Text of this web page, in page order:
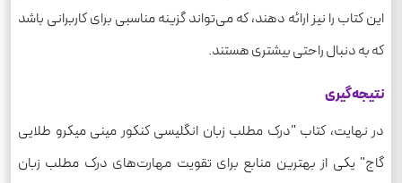
این کتاب را نیز ارائه دهند، که می‌تواند گزینه مناسبی برای کاربرانی باشد
که به دنبال راحتی بیشتری هستند.
نتیجه‌گیری
در نهایت، کتاب "درک مطلب زبان انگلیسی کنکور مینی میکرو طلایی
گاج" یکی از بهترین منابع برای تقویت مهارت‌های درک مطلب زبان